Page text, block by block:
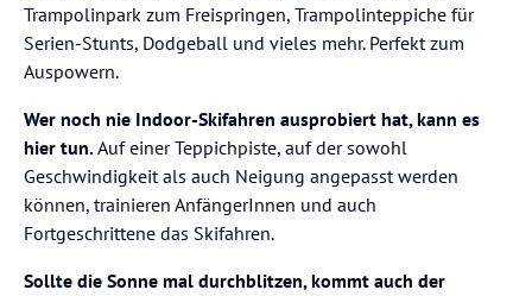
Trampolinpark zum Freispringen, Trampolinteppiche für
Serien-Stunts, Dodgeball und vieles mehr. Perfekt zum
Auspowern.
Wer noch nie Indoor-Skifahren ausprobiert hat, kann es
hier tun.Auf einer Teppichpiste, auf der sowohl
Geschwindigkeit als auch Neigung angepasst werden
können, trainieren AnfängerInnen und auch
Fortgeschrittene das Skifahren.
Sollte die Sonne mal durchblitzen, kommt auch der